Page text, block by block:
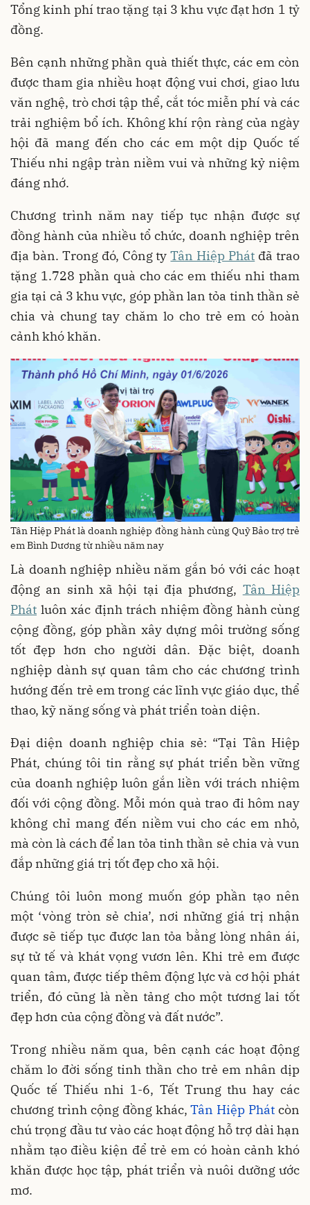
Tổng kinh phí trao tặng tại 3 khu vực đạt hơn 1 tỷ
đồng.
Bên cạnh những phần quà thiết thực, các em còn
được tham gia nhiều hoạt động vui chơi, giao lưu
văn nghệ, trò chơi tập thể, cắt tóc miễn phí và các
trải nghiệm bổ ích. Không khí rộn ràng của ngày
hội đã mang đến cho các em một dịp Quốc tế
Thiếu nhi ngập tràn niềm vui và những kỷ niệm
đáng nhớ.
Chương trình năm nay tiếp tục nhận được sự
đồng hành của nhiều tổ chức, doanh nghiệp trên
địa bàn. Trong đó, Công tyTân Hiệp Phát đã trao
tặng 1.728 phần quà cho các em thiếu nhi tham
gia tại cả 3 khu vực, góp phần lan tỏa tinh thần sẻ
chia và chung tay chăm lo cho trẻ em có hoàn
cảnh khó khăn.
Tân Hiệp Phát là doanh nghiệp đồng hành cùng Quỹ Bảo trợ trẻ
em Bình Dương từ nhiều năm nay
Là doanh nghiệp nhiều năm gắn bó với các hoạt
động an sinh xã hội tại địa phương, Tân Hiệp
Phát luôn xác định trách nhiệm đồng hành cùng
cộng đồng, góp phần xây dựng môi trường sống
tốt đẹp hơn cho người dân. Đặc biệt, doanh
nghiệp dành sự quan tâm cho các chương trình
hướng đến trẻ em trong các lĩnh vực giáo dục, thể
thao, kỹ năng sống và phát triển toàn diện.
Đại diện doanh nghiệp chia sẻ: “Tại Tân Hiệp
Phát, chúng tôi tin rằng sự phát triển bền vững
của doanh nghiệp luôn gắn liền với trách nhiệm
đối với cộng đồng. Mỗi món quà trao đi hôm nay
không chỉ mang đến niềm vui cho các em nhỏ,
mà còn là cách để lan tỏa tinh thần sẻ chia và vun
đắp những giá trị tốt đẹp cho xã hội.
Chúng tôi luôn mong muốn góp phần tạo nên
một ‘vòng tròn sẻ chia’, nơi những giá trị nhận
được sẽ tiếp tục được lan tỏa bằng lòng nhân ái,
sự tử tế và khát vọng vươn lên. Khi trẻ em được
quan tâm, được tiếp thêm động lực và cơ hội phát
triển, đó cũng là nền tảng cho một tương lai tốt
đẹp hơn của cộng đồng và đất nước”.
Trong nhiều năm qua, bên cạnh các hoạt động
chăm lo đời sống tinh thần cho trẻ em nhân dịp
Quốc tế Thiếu nhi 1-6, Tết Trung thu hay các
chương trình cộng đồng khác,Tân Hiệp Phát còn
chú trọng đầu tư vào các hoạt động hỗ trợ dài hạn
nhằm tạo điều kiện để trẻ em có hoàn cảnh khó
khăn được học tập, phát triển và nuôi dưỡng ước
mơ.